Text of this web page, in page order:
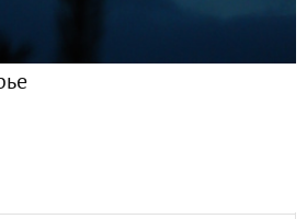
итоги. Томаты
и сметаной